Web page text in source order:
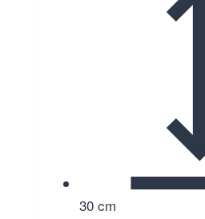
30 cm